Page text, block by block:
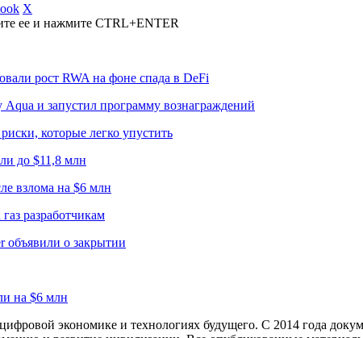
X
ее и нажмите CTRL+ENTER
рост RWA на фоне спада в DeFi
Aqua и запустил программу вознаграждений
которые легко упустить
до $11,8 млн
взлома на $6 млн
разработчикам
объявили о закрытии
на $6 млн
экономике и технологиях будущего. С 2014 года